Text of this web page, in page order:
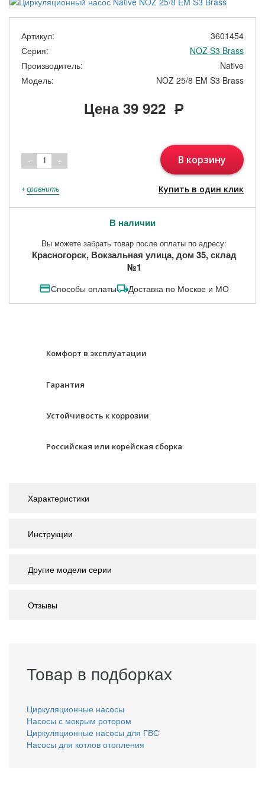
Артикул:
3601454
Серия:
NOZ S3 Brass
Производитель:
Native
Модель:
NOZ 25/8 EM S3 Brass
Цена39 922 Р
- 1 + В корзину
+сравнить Купить в один клик
В наличии
Вы можете забрать товар после оплаты по адресу:
Красногорск, Вокзальная улица, дом 35, склад
№1
Способы оплаты Доставка по Москве и МО
Комфорт в эксплуатации
Гарантия
Устойчивость к коррозии
Российская или корейская сборка
Характеристики
Инструкции
Другие модели серии
Отзывы
Товар в подборках
Циркуляционные насосы
Насосы с мокрым ротором
Циркуляционные насосы для ГВС
Насосы для котлов отопления